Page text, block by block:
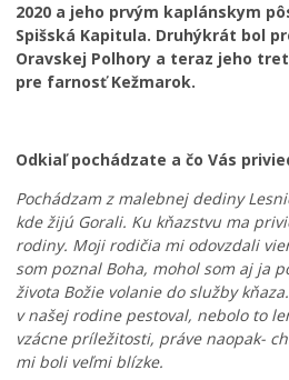
CIRKEV
Ekumenické aktivity
Rímskokatolícka cirkev
Evanjelická cirkev
2020 a jeho prvým kaplánskym
Spišská Kapitula. Druhýkrát bol
Oravskej Polhory a teraz jeho
pre farnosť Kežmarok.
Odkiaľ pochádzate a čo Vás
Pochádzam z malebnej dediny
kde žijú Gorali. Ku kňazstvu ma
rodiny. Moji rodičia mi odovzdali
som poznal Boha, mohol som aj ja
života Božie volanie do služby
v našej rodine pestoval, nebolo to
vzácne príležitosti, práve naopak-
mi boli veľmi blízke.